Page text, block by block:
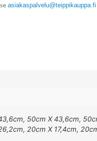
asiakaspalvelu@teippikauppa.fi
50cm X 43,6cm,
20cm X 17,4cm,